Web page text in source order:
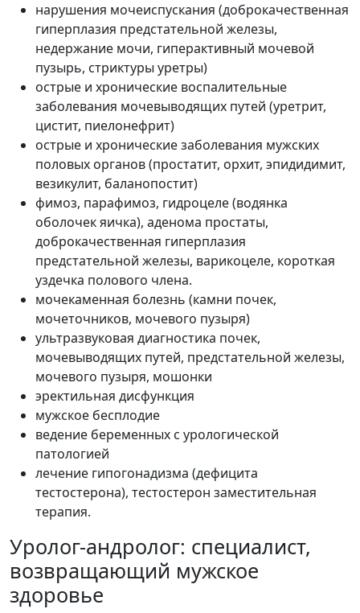
нарушения мочеиспускания (доброкачественная
гиперплазия предстательной железы,
недержание мочи, гиперактивный мочевой
пузырь, стриктуры уретры)
острые и хронические воспалительные
заболевания мочевыводящих путей (уретрит,
цистит, пиелонефрит)
острые и хронические заболевания мужских
половых органов (простатит, орхит, эпидидимит,
везикулит, баланопостит)
фимоз, парафимоз, гидроцеле (водянка
оболочек яичка), аденома простаты,
доброкачественная гиперплазия
предстательной железы, варикоцеле, короткая
уздечка полового члена.
мочекаменная болезнь (камни почек,
мочеточников, мочевого пузыря)
ультразвуковая диагностика почек,
мочевыводящих путей, предстательной железы,
мочевого пузыря, мошонки
эректильная дисфункция
мужское бесплодие
ведение беременных с урологической
патологией
лечение гипогонадизма (дефицита
тестостерона), тестостерон заместительная
терапия.
Уролог-андролог: специалист,
возвращающий мужское
здоровье